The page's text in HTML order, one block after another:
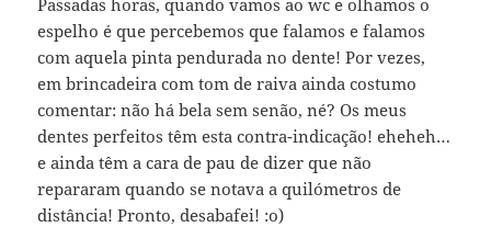
Passadas horas, quando vamos ao wc e olhamos o
espelho é que percebemos que falamos e falamos
com aquela pinta pendurada no dente! Por vezes,
em brincadeira com tom de raiva ainda costumo
comentar: não há bela sem senão, né? Os meus
dentes perfeitos têm esta contra-indicação! eheheh…
e ainda têm a cara de pau de dizer que não
repararam quando se notava a quilómetros de
distância! Pronto, desabafei! :o)